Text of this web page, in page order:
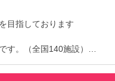
目指しております
。（全国140施設）